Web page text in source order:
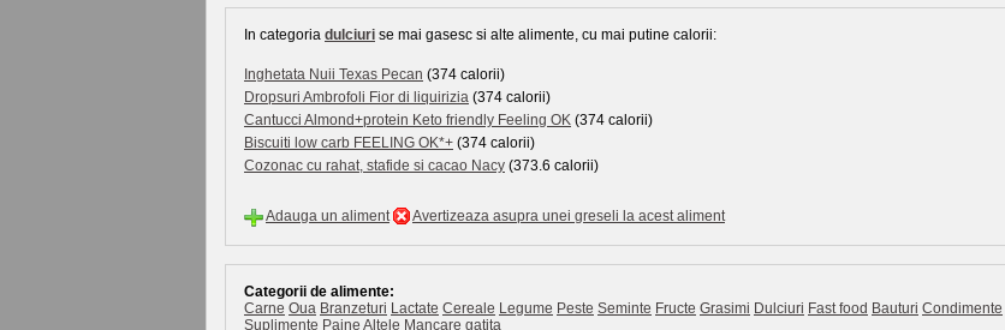
In categoria dulciuri se mai gasesc si alte alimente, cu mai putine calorii:
Inghetata Nuii Texas Pecan (374 calorii)
Dropsuri Ambrofoli Fior di liquirizia (374 calorii)
Cantucci Almond+protein Keto friendly Feeling OK (374 calorii)
Biscuiti low carb FEELING OK*+ (374 calorii)
Cozonac cu rahat, stafide si cacao Nacy (373.6 calorii)
Adauga un aliment Avertizeaza asupra unei greseli la acest aliment
Categorii de alimente:
Carne Oua Branzeturi Lactate Cereale Legume Peste Seminte Fructe Grasimi Dulciuri Fast food Bauturi Condimente
Suplimente Paine Altele Mancare gatita